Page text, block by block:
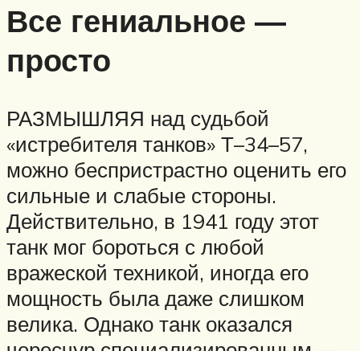
Все гениальное —
просто
РАЗМЫШЛЯЯ над судьбой
«истребителя танков» Т–34–57,
можно беспристрастно оценить его
сильные и слабые стороны.
Действительно, в 1941 году этот
танк мог бороться с любой
вражеской техникой, иногда его
мощность была даже слишком
велика. Однако танк оказался